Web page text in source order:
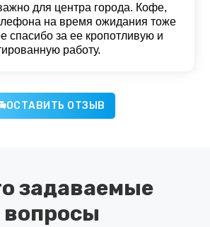
для центра города. Кофе,
на время ожидания тоже
спасибо за ее кропотливую и
работу.
ОСТАВИТЬ ОТЗЫВ
задаваемые
вопросы